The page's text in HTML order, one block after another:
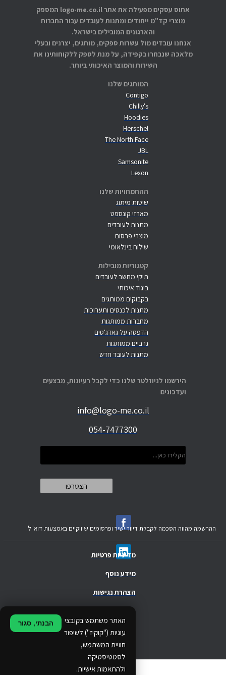
המותגים שלנו
Contigo
Chilly's
Hoodies
Herschel
The North Face
JBL
Samsonite
Lexon
ההתמחויות שלנו
שיטות מיתוג
מארזי קונספט
מתנות לעובדים
מוצרי פרסום
שילוח בינלאומי
קטגוריות מובילות
תיקי מחשב לעובדים
ביגוד איכותי
בקבוקים ממותגים
מתנות לכנסים ותערוכות
מחברות ממותגות
הדפסה על גאדג'טים
גרביים ממותגות
מתנות לעובד חדש
אתוס עסקים מפעילה את אתר logo-me.co.il המספק
מוצרי קד"מ ייחודים ומתנות לעובדים עבור החברות
והארגונים המובילים בישראל.
אנחנו עובדים מול עשרות ספקים, מותגים, יצרנים ובעלי
מלאכה שנבחרו בקפידה, על מנת לספק ללקוחותינו את
השירות והמוצר האיכותי ביותר.
הירשמו לניוזלטר שלנו כדי לקבל רעיונות, מבצעים
ועדכונים
info@logo-me.co.il
054-7477300
מדיניות פרטיות
האתר משתמש בקובצי
עוגיות ("קוקיז") לשיפור
חוויית המשתמש,
לסטטיסטיקה
ולהתאמות אישיות.
הבנתי, סגור
מידע נוסף
.
הצהרת נגישות
ההרשמה מהווה הסכמה לקבלת דיוור ישיר ופרסומים שיווקיים באמצעות דוא"ל.
© 2024 Ethos Business. All rights reserved.